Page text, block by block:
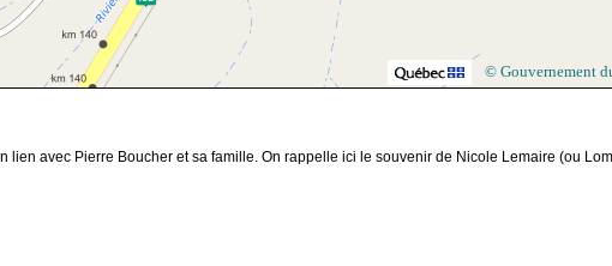
© Gouvernement
avec Pierre Boucher et sa famille. On rappelle ici le souvenir de Nicole Lemaire (ou